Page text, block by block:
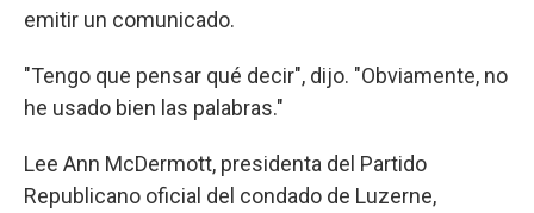
emitir un comunicado.
"Tengo que pensar qué decir", dijo. "Obviamente, no
he usado bien las palabras."
Lee Ann McDermott, presidenta del Partido
Republicano oficial del condado de Luzerne,